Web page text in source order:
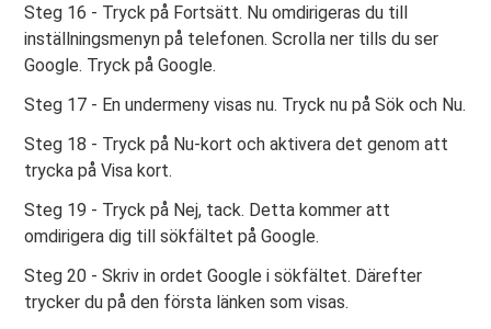
Steg 16 - Tryck på Fortsätt. Nu omdirigeras du till
inställningsmenyn på telefonen. Scrolla ner tills du ser
Google. Tryck på Google.
Steg 17 - En undermeny visas nu. Tryck nu på Sök och Nu.
Steg 18 - Tryck på Nu-kort och aktivera det genom att
trycka på Visa kort.
Steg 19 - Tryck på Nej, tack. Detta kommer att
omdirigera dig till sökfältet på Google.
Steg 20 - Skriv in ordet Google i sökfältet. Därefter
trycker du på den första länken som visas.